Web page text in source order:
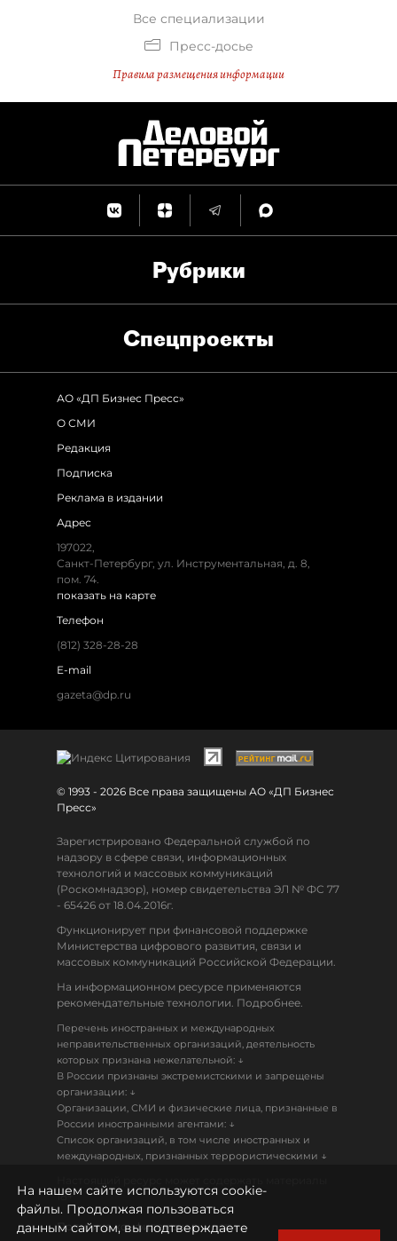
Все специализации
Пресс-досье
Правила размещения информации
Рубрики
Спец­проекты
АО «ДП Бизнес Пресс»
О СМИ
Редакция
Подписка
Реклама в издании
Адрес
197022,
Санкт-Петербург, ул. Инструментальная, д. 8,
пом. 74.
показать на карте
Телефон
(812) 328-28-28
E-mail
gazeta@dp.ru
© 1993 - 2026 Все права защищены АО «ДП Бизнес
Пресс»
Зарегистрировано Федеральной службой по
надзору в сфере связи, информационных
технологий и массовых коммуникаций
(Роскомнадзор), номер свидетельства ЭЛ № ФС 77
- 65426 от 18.04.2016г.
Функционирует при финансовой поддержке
Министерства цифрового развития, связи и
массовых коммуникаций Российской Федерации.
На информационном ресурсе применяются
рекомендательные технологии. Подробнее.
Перечень иностранных и международных
неправительственных организаций, деятельность
которых признана нежелательной: ↓
В России признаны экстремистскими и запрещены
организации: ↓
Организации, СМИ и физические лица, признанные в
России иностранными агентами: ↓
Список организаций, в том числе иностранных и
международных, признанных террористическими ↓
18+
Политика конфиденциальности
На нашем сайте используются cookie-
файлы. Продолжая пользоваться
данным сайтом, вы подтверждаете